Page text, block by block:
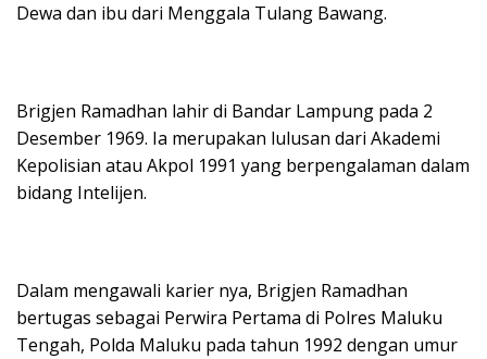
Dewa dan ibu dari Menggala Tulang Bawang.
Brigjen Ramadhan lahir di Bandar Lampung pada 2
Desember 1969. Ia merupakan lulusan dari Akademi
Kepolisian atau Akpol 1991 yang berpengalaman dalam
bidang Intelijen.
Dalam mengawali karier nya, Brigjen Ramadhan
bertugas sebagai Perwira Pertama di Polres Maluku
Tengah, Polda Maluku pada tahun 1992 dengan umur